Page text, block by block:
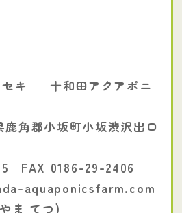
キ │ 十和田アクアポニ
角郡小坂町小坂渋沢出口
FAX 0186-29-2406
aquaponicsfarm.com
ま てつ)